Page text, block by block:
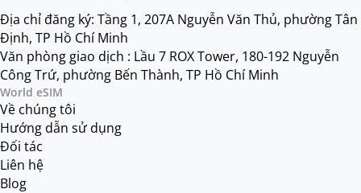
Địa chỉ đăng ký: Tầng 1, 207A Nguyễn Văn Thủ, phường Tân
Định, TP Hồ Chí Minh
Văn phòng giao dịch : Lầu 7 ROX Tower, 180-192 Nguyễn
Công Trứ, phường Bến Thành, TP Hồ Chí Minh
World eSIM
Về chúng tôi
Hướng dẫn sử dụng
Đối tác
Liên hệ
Blog